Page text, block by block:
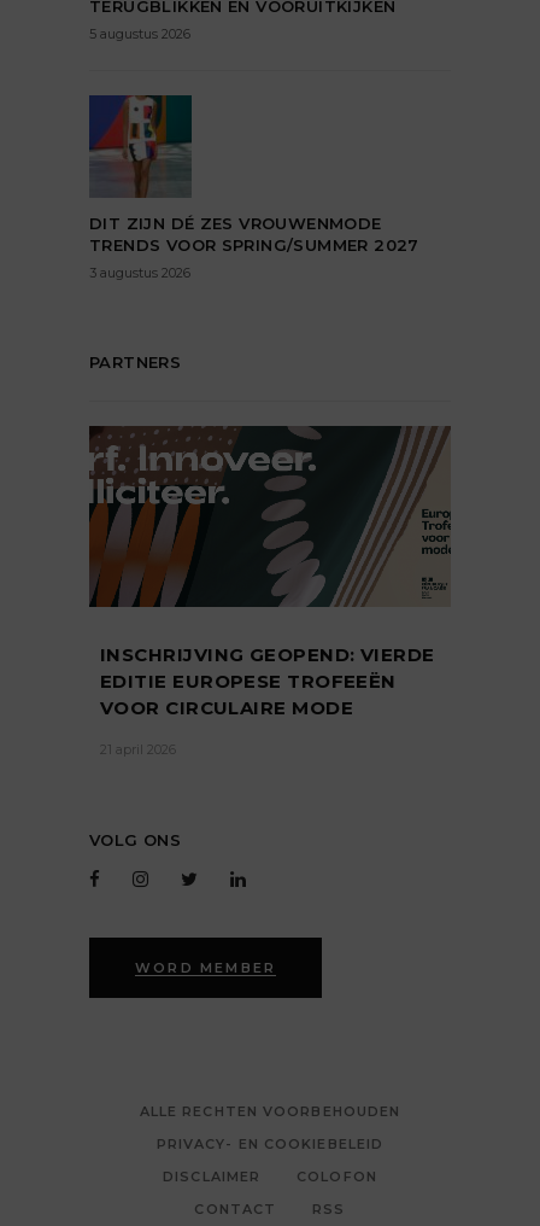
TERUGBLIKKEN EN VOORUITKIJKEN
5 augustus 2026
DIT ZIJN DÉ ZES VROUWENMODE
TRENDS VOOR SPRING/SUMMER 2027
3 augustus 2026
PARTNERS
INSCHRIJVING GEOPEND: VIERDE
EDITIE EUROPESE TROFEEËN
VOOR CIRCULAIRE MODE
21 april 2026
VOLG ONS
WORD MEMBER
ALLE RECHTEN VOORBEHOUDEN
PRIVACY- EN COOKIEBELEID
DISCLAIMER
COLOFON
CONTACT
RSS